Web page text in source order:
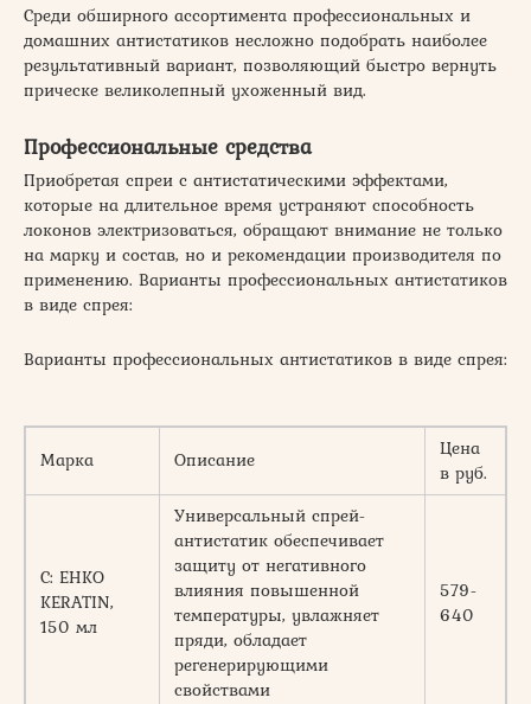
Среди обширного ассортимента профессиональных и
домашних антистатиков несложно подобрать наиболее
результативный вариант, позволяющий быстро вернуть
прическе великолепный ухоженный вид.
Профессиональные средства
Приобретая спреи с антистатическими эффектами,
которые на длительное время устраняют способность
локонов электризоваться, обращают внимание не только
на марку и состав, но и рекомендации производителя по
применению. Варианты профессиональных антистатиков
в виде спрея:
Варианты профессиональных антистатиков в виде спрея:
Марка Описание
Цена
в руб.
C: EHKO
KERATIN,
150 мл
Универсальный спрей-
антистатик обеспечивает
защиту от негативного
влияния повышенной
температуры, увлажняет
пряди, обладает
регенерирующими
свойствами
579-
640